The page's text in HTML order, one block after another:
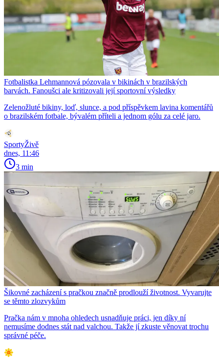
Fotbalistka Lehmannová pózovala v bikinách v brazilských
barvách. Fanoušci ale kritizovali její sportovní výsledky
Zelenožluté bikiny, loď, slunce, a pod příspěvkem lavina komentářů
o brazilském fotbale, bývalém příteli a jednom gólu za celé jaro.
SportyŽivě
dnes, 11:46
3 min
Šikovné zacházení s pračkou značně prodlouží životnost. Vyvarujte
se těmto zlozvykům
Pračka nám v mnoha ohledech usnadňuje práci, jen díky ní
nemusíme dodnes stát nad valchou. Takže jí zkuste věnovat trochu
správné péče.